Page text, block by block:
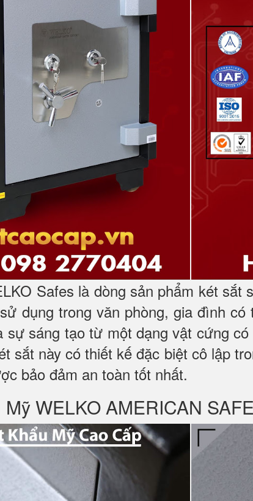
Safes là dòng sản phẩm két
dụng trong văn phòng, gia đình
sự sáng tạo từ một dạng vật cứng
sắt này có thiết kế đặc biệt cô lập
bảo đảm an toàn tốt nhất.
WELKO AMERICAN